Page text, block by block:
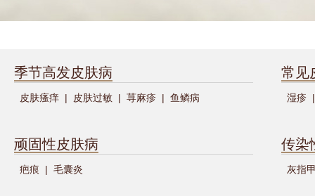
季节高发皮肤病
皮肤瘙痒 | 皮肤过敏 | 荨麻疹 | 鱼鳞病
常见
湿疹 |
顽固性皮肤病
疤痕 | 毛囊炎
传染
灰指